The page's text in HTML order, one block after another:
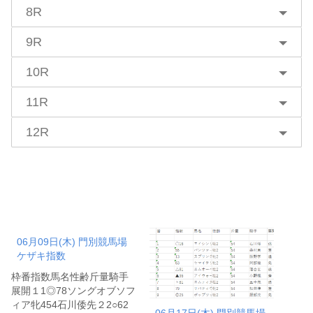
8R
9R
10R
11R
12R
06月09日(木) 門別競馬場
ケザキ指数
枠番指数馬名性齢斤量騎手
展開１1◎78ソングオブソフ
ィア牝454石川倭先２2○62